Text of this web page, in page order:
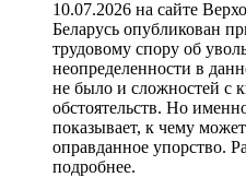
10.07.2026 на сайте
Беларусь опубликован
трудовому спору об
неопределенности в
не было и сложностей с
обстоятельств. Но
показывает, к чему
оправданное упорство.
подробнее.